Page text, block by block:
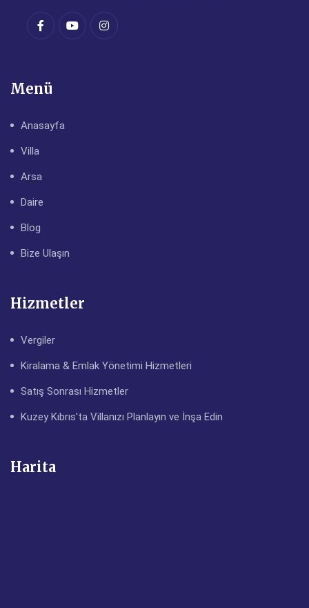
Menü
Anasayfa
Villa
Arsa
Daire
Blog
Bize Ulaşın
Hizmetler
Vergiler
Kiralama & Emlak Yönetimi Hizmetleri
Satış Sonrası Hizmetler
Kuzey Kıbrıs'ta Villanızı Planlayın ve İnşa Edin
Harita